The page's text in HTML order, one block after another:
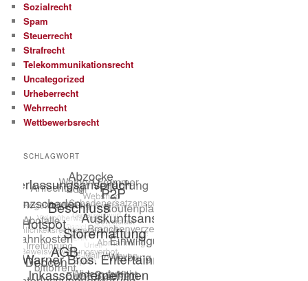
Sozialrecht
Spam
Steuerrecht
Strafrecht
Telekommunikationsrecht
Uncategorized
Urheberrecht
Wehrrecht
Wettbewerbsrecht
SCHLAGWORT